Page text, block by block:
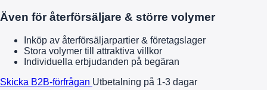
Även för återförsäljare & större volymer
Inköp av återförsäljarpartier & företagslager
Stora volymer till attraktiva villkor
Individuella erbjudanden på begäran
Skicka B2B-förfrågan Utbetalning på 1-3 dagar